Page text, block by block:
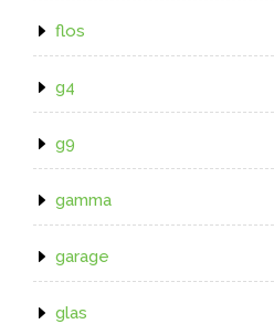
flos
g4
g9
gamma
garage
glas